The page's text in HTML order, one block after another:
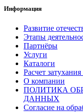
Информация
Развитие
Этапы
Партнёры
Услуги
Каталоги
Расчет
О компании
ПОЛИТИКА
ДАННЫХ
Согласие на